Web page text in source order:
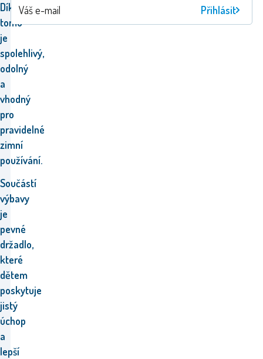
Díky
tomu
je
spolehlivý,
odolný
a
vhodný
pro
pravidelné
zimní
používání.
Součástí
výbavy
je
pevné
držadlo,
které
dětem
poskytuje
jistý
úchop
a
lepší
Přihlásit